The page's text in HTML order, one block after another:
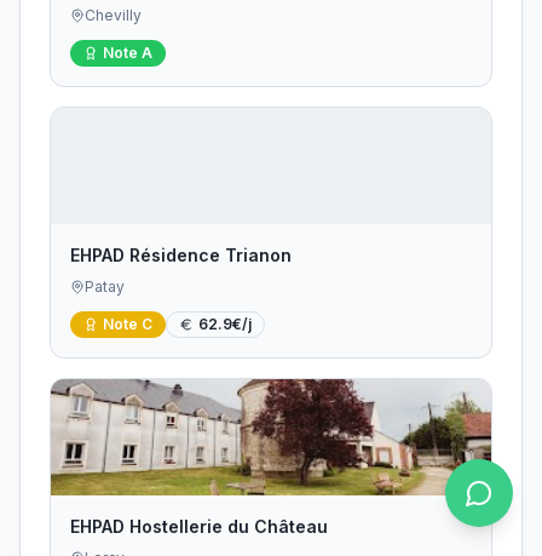
Chevilly
Note A
EHPAD Résidence Trianon
Patay
Note C 62.9€/j
EHPAD Hostellerie du Château